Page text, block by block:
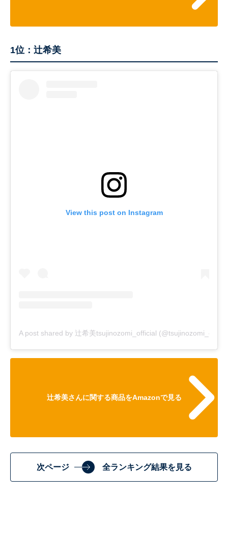
1位：辻希美
View this post on Instagram
A post shared by 辻希美tsujinozomi_official
辻希美さんに関する商品をAmazonで見る
次ページ 全ランキング結果を見る